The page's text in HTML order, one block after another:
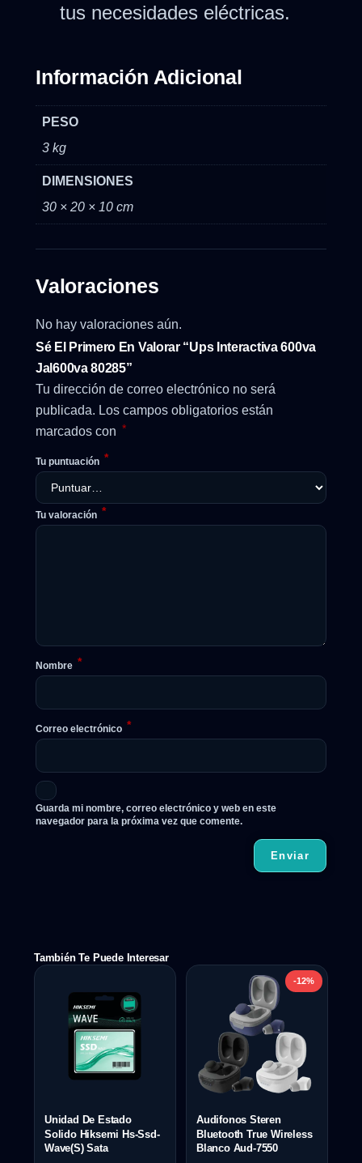
tus necesidades eléctricas.
Información Adicional
PESO
3 kg
DIMENSIONES
30 × 20 × 10 cm
Valoraciones
No hay valoraciones aún.
Sé El Primero En Valorar “Ups Interactiva 600va
Jal600va 80285”
Tu dirección de correo electrónico no será
publicada. Los campos obligatorios están
marcados con *
Tu puntuación *
Tu valoración *
Nombre *
Correo electrónico *
Guarda mi nombre, correo electrónico y web en este
navegador para la próxima vez que comente.
También Te Puede Interesar
Unidad De Estado
Solido Hiksemi Hs-Ssd-
Wave(S) Sata
-12%
Audifonos Steren
Bluetooth True Wireless
Blanco Aud-7550